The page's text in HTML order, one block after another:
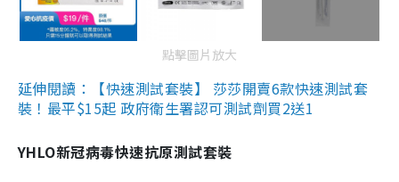
點擊圖片放大
延伸閱讀：【快速測試套裝】 莎莎開賣6款快速測試套
裝！最平$15起 政府衛生署認可測試劑買2送1
YHLO新冠病毒快速抗原測試套裝